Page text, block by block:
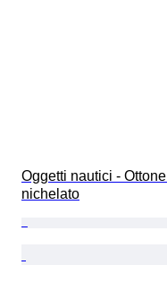
Oggetti nautici - Ottone
nichelato